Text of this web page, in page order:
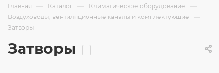
Главная — Каталог — Климатическое оборудование —
Воздуховоды, вентиляционные каналы и комплектующие —
Затворы
Затворы 1